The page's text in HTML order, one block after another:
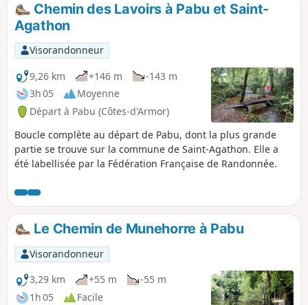
Chemin des Lavoirs à Pabu et Saint-
Agathon
Visorandonneur
9,26 km
+146 m
-143 m
3h 05
Moyenne
Départ à Pabu (Côtes-d'Armor)
Boucle complète au départ de Pabu, dont la plus grande
partie se trouve sur la commune de Saint-Agathon. Elle a
été labellisée par la Fédération Française de Randonnée.
Le Chemin de Munehorre à Pabu
Visorandonneur
3,29 km
+55 m
-55 m
1h 05
Facile